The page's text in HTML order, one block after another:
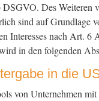
Des Weiteren
sind auf Grundlage
Interesses nach Art.
in den folgenden
in die
von Unternehmen